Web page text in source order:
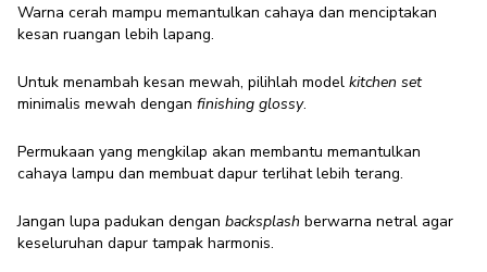
Warna cerah mampu memantulkan cahaya dan menciptakan
kesan ruangan lebih lapang.
Untuk menambah kesan mewah, pilihlah model kitchen set
minimalis mewah dengan finishing glossy.
Permukaan yang mengkilap akan membantu memantulkan
cahaya lampu dan membuat dapur terlihat lebih terang.
Jangan lupa padukan dengan backsplash berwarna netral agar
keseluruhan dapur tampak harmonis.